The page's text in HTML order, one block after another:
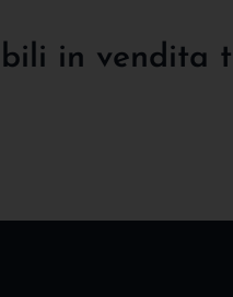
in vendita